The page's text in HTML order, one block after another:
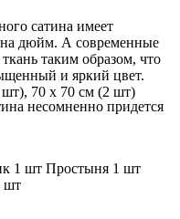
сатина имеет
на дюйм. А современные
таким образом, что
и яркий цвет.
несомненно придется
шт), 70 х 70 см (2 шт)
1 шт Простыня 1 шт
шт